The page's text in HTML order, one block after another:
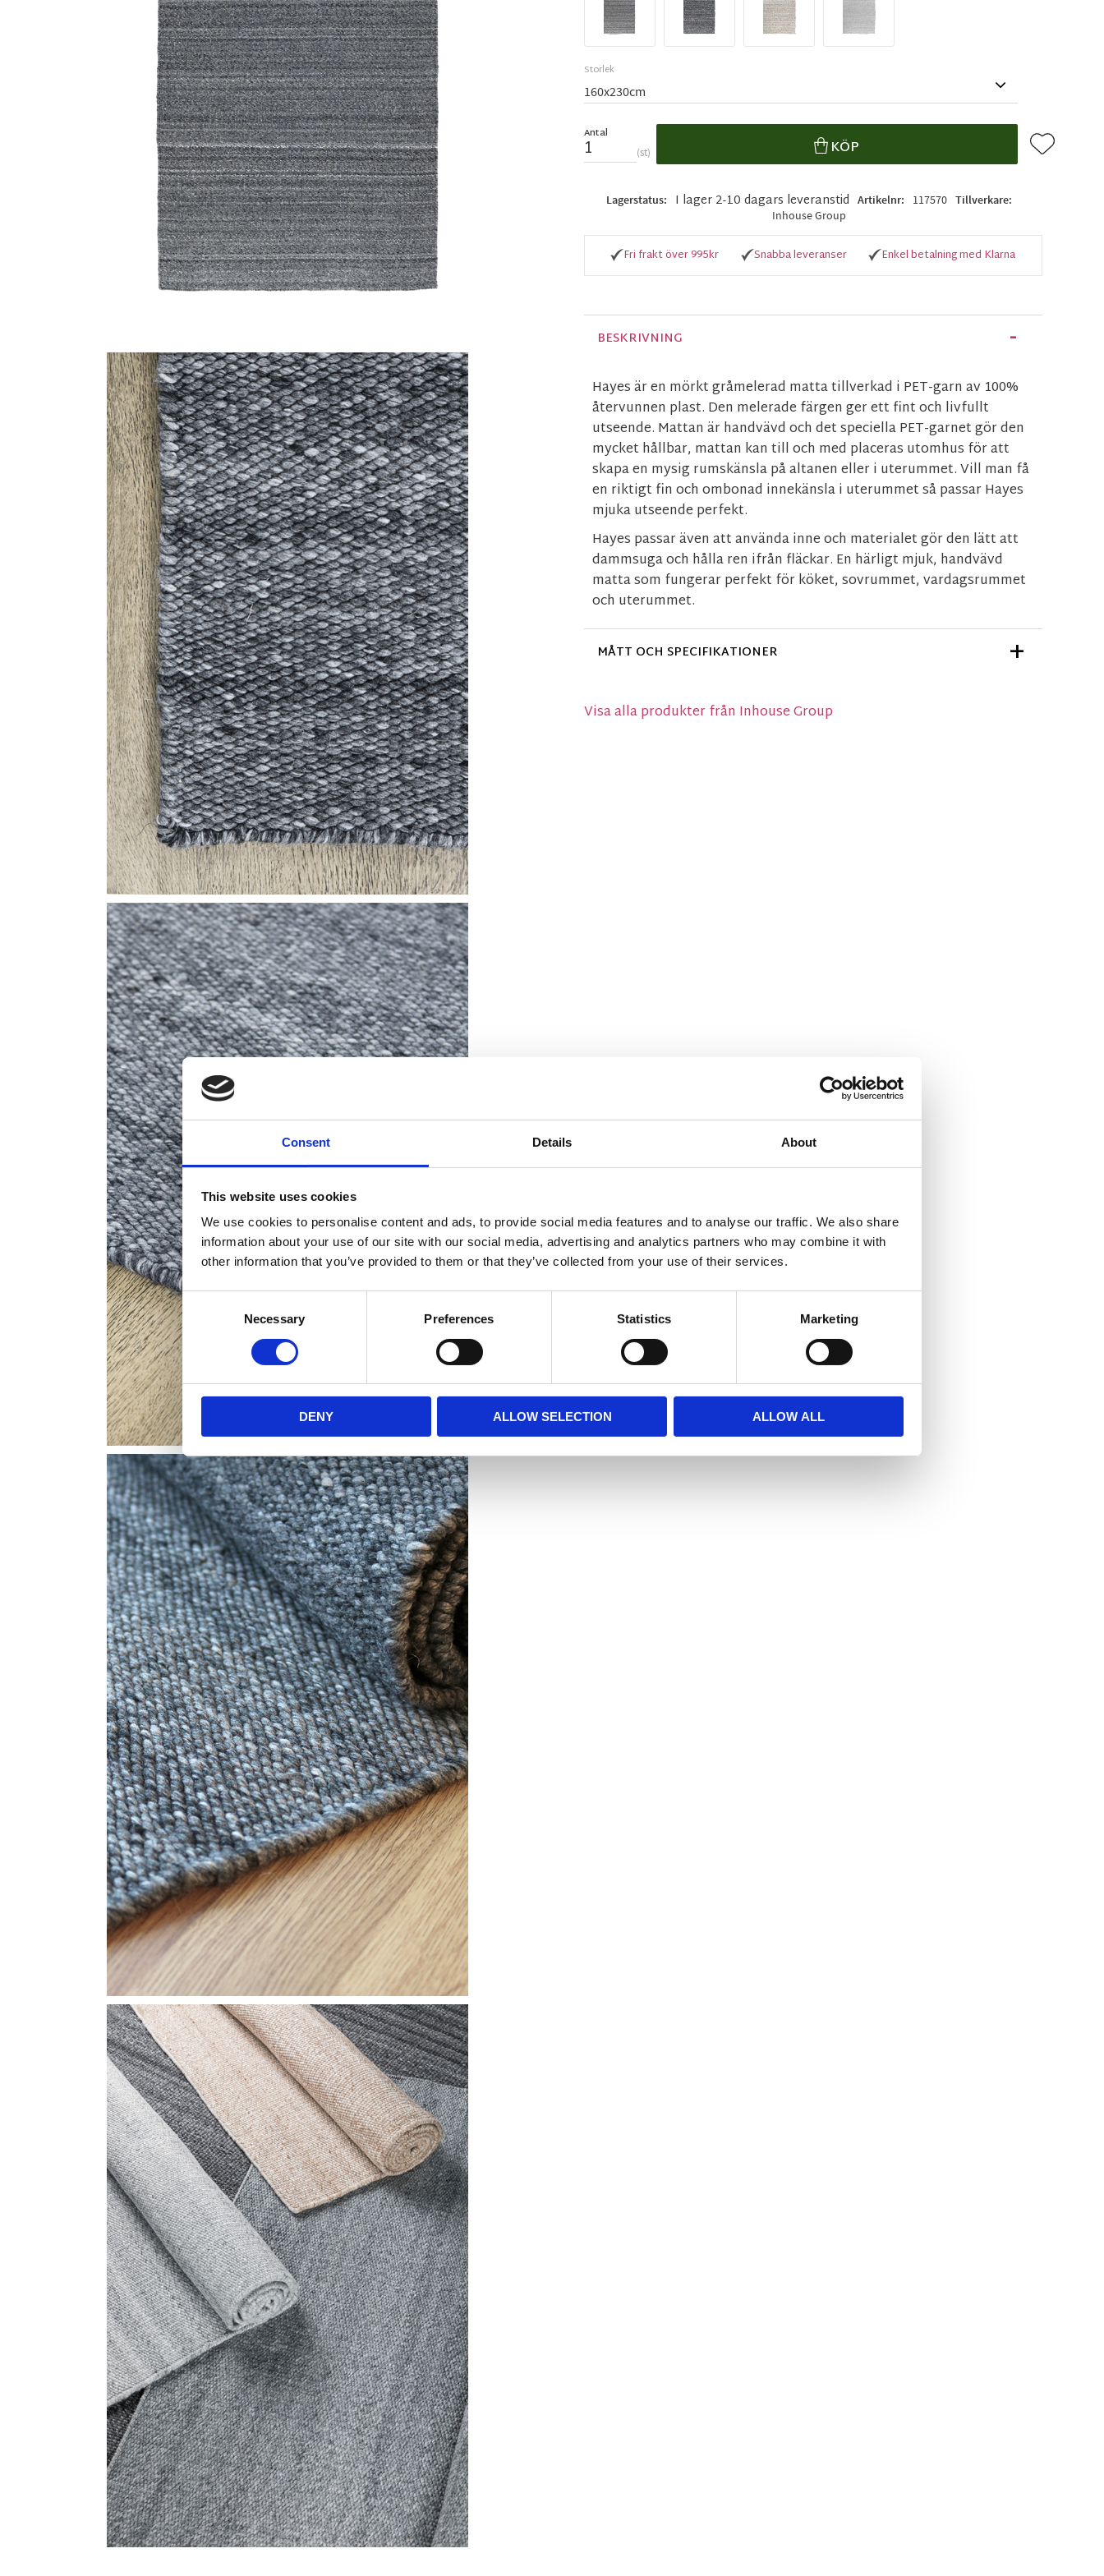
Consent Details About
This website uses cookies
We use cookies to personalise content and ads, to provide social media features and to analyse our traffic. We also share
information about your use of our site with our social media, advertising and analytics partners who may combine it with
other information that you’ve provided to them or that they’ve collected from your use of their services.
Consent
Selection
Necessary Preferences Statistics Marketing
DENY ALLOW SELECTION ALLOW ALL
Storlek
Antal
st KÖP Lägg till i
Lagerstatus I lager 2-10 dagars leveranstid Artikelnr 117570 Tillverkare
Inhouse Group
Fri frakt över 995kr Snabba leveranser Enkel betalning med Klarna
BESKRIVNING
Hayes är en mörkt gråmelerad matta tillverkad i PET-garn av 100%
återvunnen plast. Den melerade färgen ger ett fint och livfullt
utseende. Mattan är handvävd och det speciella PET-garnet gör den
mycket hållbar, mattan kan till och med placeras utomhus för att
skapa en mysig rumskänsla på altanen eller i uterummet. Vill man få
en riktigt fin och ombonad innekänsla i uterummet så passar Hayes
mjuka utseende perfekt.
Hayes passar även att använda inne och materialet gör den lätt att
dammsuga och hålla ren ifrån fläckar. En härligt mjuk, handvävd
matta som fungerar perfekt för köket, sovrummet, vardagsrummet
och uterummet.
MÅTT OCH SPECIFIKATIONER
Visa alla produkter från Inhouse Group